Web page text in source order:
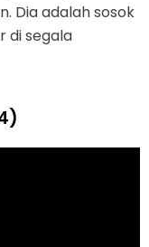
Dia adalah sosok
di segala